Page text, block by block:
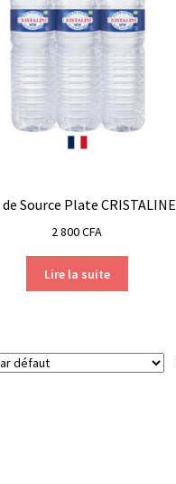
de Source Plate CRISTALINE
2 800CFA
Lire la suite